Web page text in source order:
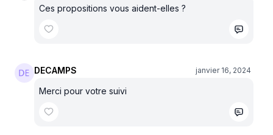
Ces propositions vous aident-elles ?
DECAMPS janvier 16, 2024
Merci pour votre suivi